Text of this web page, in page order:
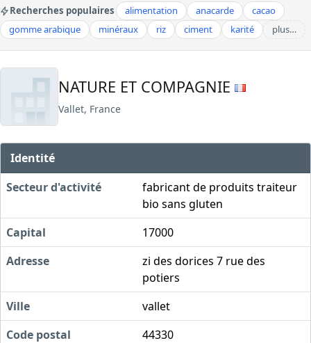
Recherches populaires alimentation anacarde
cacao
gomme arabique
minéraux riz ciment karité plus…
NATURE ET COMPAGNIE
Vallet, France
Identité
Secteur d'activité
fabricant de produits traiteur
bio sans gluten
Capital
17000
Adresse
zi des dorices 7 rue des
potiers
Ville
vallet
Code postal
44330